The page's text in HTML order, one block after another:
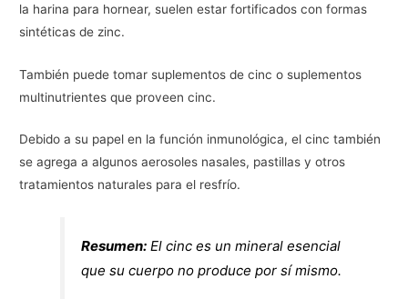
la harina para hornear, suelen estar fortificados con formas
sintéticas de zinc.
También puede tomar suplementos de cinc o suplementos
multinutrientes que proveen cinc.
Debido a su papel en la función inmunológica, el cinc también
se agrega a algunos aerosoles nasales, pastillas y otros
tratamientos naturales para el resfrío.
Resumen: El cinc es un mineral esencial
que su cuerpo no produce por sí mismo.